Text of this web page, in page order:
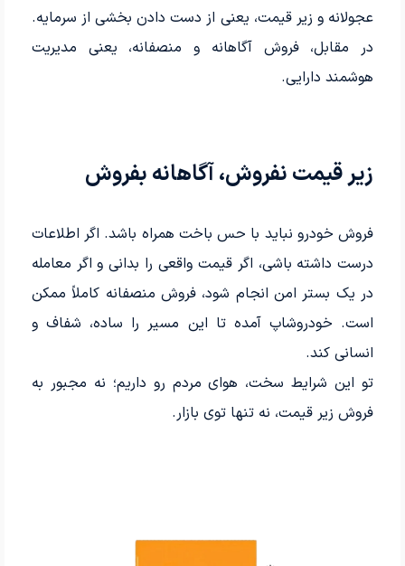
عجولانه و زیر قیمت، یعنی از دست دادن بخشی از سرمایه.
در مقابل، فروش آگاهانه و منصفانه، یعنی مدیریت
هوشمند دارایی.
زیر قیمت نفروش، آگاهانه بفروش
فروش خودرو نباید با حس باخت همراه باشد. اگر اطلاعات
درست داشته باشی، اگر قیمت واقعی را بدانی و اگر معامله
در یک بستر امن انجام شود، فروش منصفانه کاملاً ممکن
است. خودروشاپ آمده تا این مسیر را ساده، شفاف و
انسانی کند.
تو این شرایط سخت، هوای مردم رو داریم؛ نه مجبور به
فروش زیر قیمت، نه تنها توی بازار.